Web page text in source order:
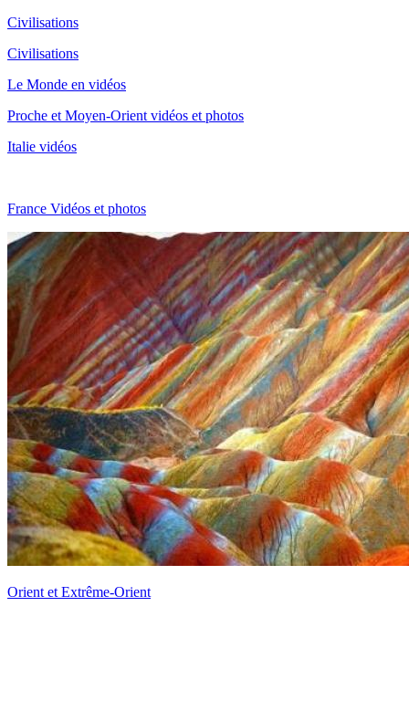
Civilisations
Civilisations
Le Monde en vidéos
Proche et Moyen-Orient vidéos et photos
Italie vidéos
France Vidéos et photos
Orient et Extrême-Orient